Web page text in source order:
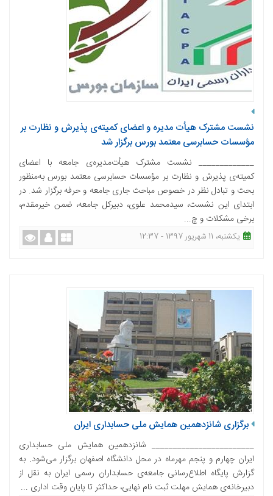
نشست مشترک هیأت مدیره و اعضای کمیته‌ی پذیرش و نظارت بر
مؤسسات حسابرسی معتمد بورس برگزار شد
_____________ نشست مشترک هیأت‌مدیره‌ی جامعه با اعضای
کمیته‌ی پذیرش و نظارت بر مؤسسات حسابرسی معتمد بورس به‌منظور
بحث و تبادل نظر در خصوص مباحث جاری جامعه و حرفه برگزار شد. در
ابتدای این نشست، سیدمحمد علوی، دبیرکل جامعه، ضمن خیرمقدم،
برخی مشکلات و چ...
یکشنبه، 11 شهریور 1397 - 12:37
برگزاری شانزدهمین همایش ملی حسابداری ایران
________________________ شانزدهمین همایش ملی حسابداری
ایران چهارم و پنجم مهرماه در محل دانشگاه اصفهان برگزار می‌شود. به
گزارش پایگاه اطلاع‌رسانی جامعه‌ی حسابداران رسمی ایران به نقل از
دبیرخانه‌ی همایش مهلت ثبت نام نهایی، حداکثر تا پایان وقت اداری ...